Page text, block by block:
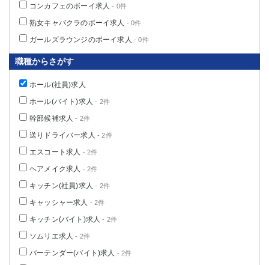
コンカフェのボーイ求人 - 0件
熟女キャバクラのボーイ求人 - 0件
ガールズラウンジのボーイ求人 - 0件
職種からさがす
ホール(社員)求人
ホール(バイト)求人 - 2件
幹部候補求人 - 2件
送りドライバー求人 - 2件
エスコート求人 - 2件
ヘアメイク求人 - 2件
キッチン(社員)求人 - 2件
キャッシャー求人 - 2件
キッチン(バイト)求人 - 2件
ソムリエ求人 - 2件
バーテンダー(バイト)求人 - 2件